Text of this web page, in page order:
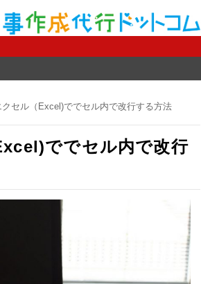
代行ドットコム
クセル（Excel)ででセル内で改行する方法
ででセル内で改行